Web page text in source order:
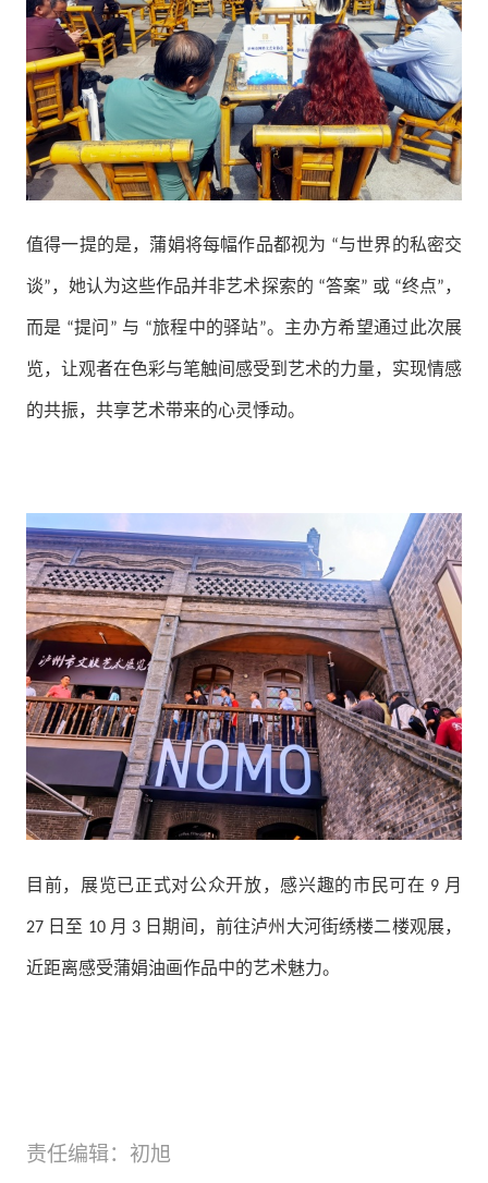
值得一提的是，蒲娟将每幅作品都视为 “与世界的私密交
谈”，她认为这些作品并非艺术探索的 “答案” 或 “终点”，
而是 “提问 ” 与 “旅程中的驿站”。主办方希望通过此次展
览，让观者在色彩与笔触间感受到艺术的力量，实现情感
的共振，共享艺术带来的心灵悸动。
目前，展览已正式对公众开放，感兴趣的市民可在 9 月
27 日至 10 月 3 日期间，前往泸州大河街绣楼二楼观展，
近距离感受蒲娟油画作品中的艺术魅力。
责任编辑：初旭